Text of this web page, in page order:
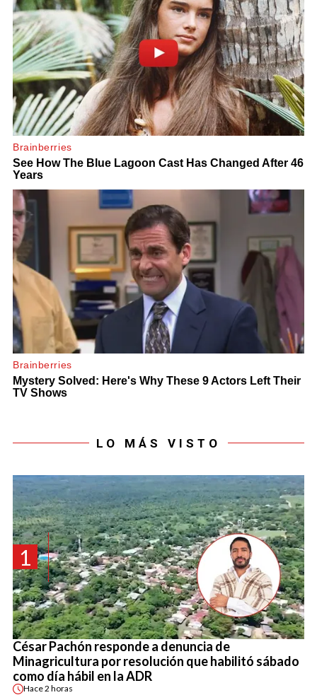
LO MÁS VISTO
1
César Pachón responde a denuncia de
Minagricultura por resolución que habilitó sábado
como día hábil en la ADR
Hace2 horas